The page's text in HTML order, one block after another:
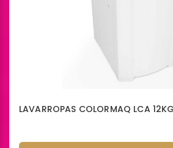
LAVARROPAS COLORMAQ LCA